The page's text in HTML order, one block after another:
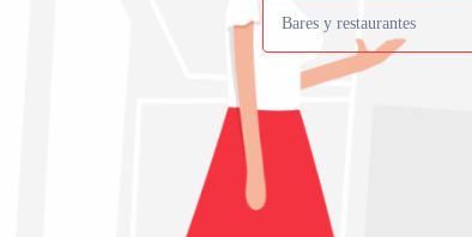
Bares y restaurantes